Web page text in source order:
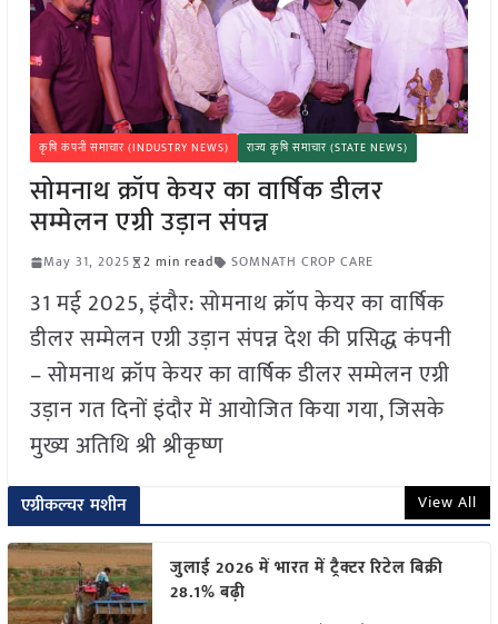
कृषि कंपनी समाचार (INDUSTRY NEWS) राज्य कृषि समाचार (STATE NEWS)
सोमनाथ क्रॉप केयर का वार्षिक डीलर
सम्मेलन एग्री उड़ान संपन्न
May 31, 2025 2 min read SOMNATH CROP CARE
31 मई 2025, इंदौर: सोमनाथ क्रॉप केयर का वार्षिक
डीलर सम्मेलन एग्री उड़ान संपन्न देश की प्रसिद्ध कंपनी
– सोमनाथ क्रॉप केयर का वार्षिक डीलर सम्मेलन एग्री
उड़ान गत दिनों इंदौर में आयोजित किया गया, जिसके
मुख्य अतिथि श्री श्रीकृष्ण
एग्रीकल्चर मशीन View All
जुलाई 2026 में भारत में ट्रैक्टर रिटेल बिक्री
28.1% बढ़ी